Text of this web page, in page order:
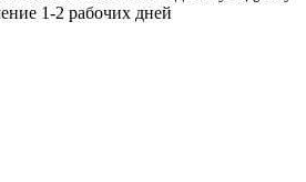
1-2 рабочих дней